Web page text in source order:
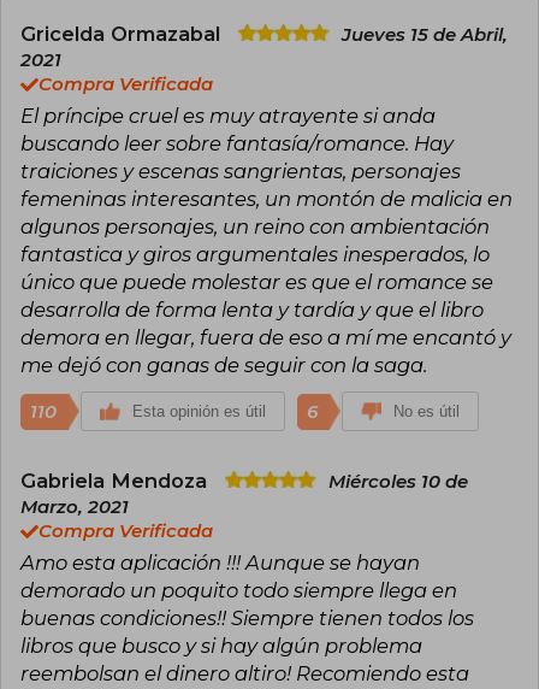
New Jersey 1994.
Se casó con Theo Black en 1999 y residen en
Amherst, Massachusetts, junto con su hijo
Sebastian.
Gricelda Ormazabal
Jueves 15 de Abril,
2021
Compra Verificada
El príncipe cruel es muy atrayente si anda
buscando leer sobre fantasía/romance. Hay
traiciones y escenas sangrientas, personajes
femeninas interesantes, un montón de malicia en
algunos personajes, un reino con ambientación
fantastica y giros argumentales inesperados, lo
único que puede molestar es que el romance se
desarrolla de forma lenta y tardía y que el libro
demora en llegar, fuera de eso a mí me encantó y
me dejó con ganas de seguir con la saga.
110 Esta opinión es útil 6 No es útil
Gabriela Mendoza
Miércoles 10 de
Marzo, 2021
Compra Verificada
Amo esta aplicación !!! Aunque se hayan
demorado un poquito todo siempre llega en
buenas condiciones!! Siempre tienen todos los
libros que busco y si hay algún problema
reembolsan el dinero altiro! Recomiendo esta